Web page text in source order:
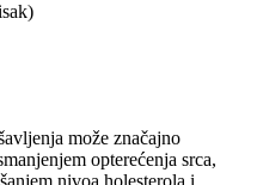
može značajno
opterećenja srca,
nivoa holesterola i